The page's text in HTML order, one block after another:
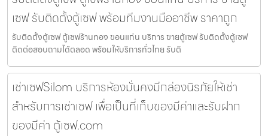
เซฟ รับติดตั้งตู้เซฟ พร้อมทีมงานมืออาชีพ ราคาถูก
รับติดตั้งตู้เซฟ ตู้เซฟร้านทอง ขอนแก่น บริการ ขายตู้เซฟ รับติดตั้งตู้เซฟ
ติดต่อสอบถามได้ตลอด พร้อมให้บริการทั่วไทย รับติ
เช่าเซฟSilom บริการห้องมั่นคงมีกล่องนิรภัยให้เช่า
สำหรับการเช่าเซฟ เพื่อเป็นที่เก็บของมีค่าและรับฝาก
ของมีค่า ตู้เซฟ.com